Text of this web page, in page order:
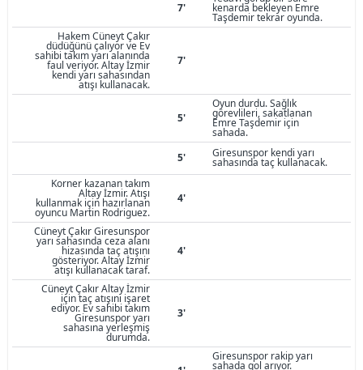
7' kenarda bekleyen Emre
Taşdemir tekrar oyunda.
Hakem Cüneyt Çakır
düdüğünü çalıyor ve Ev
sahibi takım yarı alanında
faul veriyor. Altay İzmir
kendi yarı sahasından
atışı kullanacak.
7'
5'
Oyun durdu. Sağlık
görevlileri, sakatlanan
Emre Taşdemir için
sahada.
5'
Giresunspor kendi yarı
sahasında taç kullanacak.
Korner kazanan takım
Altay İzmir. Atışı
kullanmak için hazırlanan
oyuncu Martin Rodriguez.
4'
Cüneyt Çakır Giresunspor
yarı sahasında ceza alanı
hizasında taç atışını
gösteriyor. Altay İzmir
atışı kullanacak taraf.
4'
Cüneyt Çakır Altay İzmir
için taç atışını işaret
ediyor. Ev sahibi takım
Giresunspor yarı
sahasına yerleşmiş
durumda.
3'
Giresunspor rakip yarı
sahada gol arıyor.